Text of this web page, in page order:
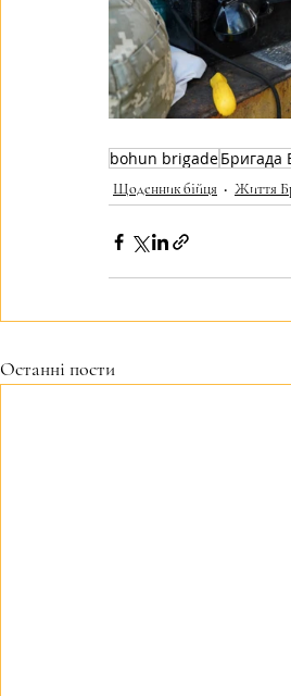
bohun brigadeБригада
Щоденник бійця Життя
Останні пости